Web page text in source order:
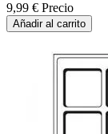
9,99 € Precio
Añadir al carrito